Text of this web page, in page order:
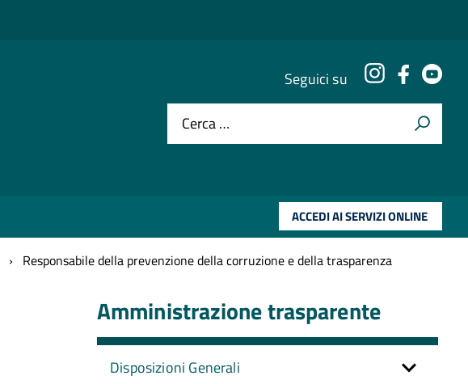
Seguici su Instagram
Facebook
Cerca …
ACCEDI AI SERVIZI ONLINE
Responsabile della prevenzione della corruzione e della trasparenza
Amministrazione trasparente
Disposizioni Generali